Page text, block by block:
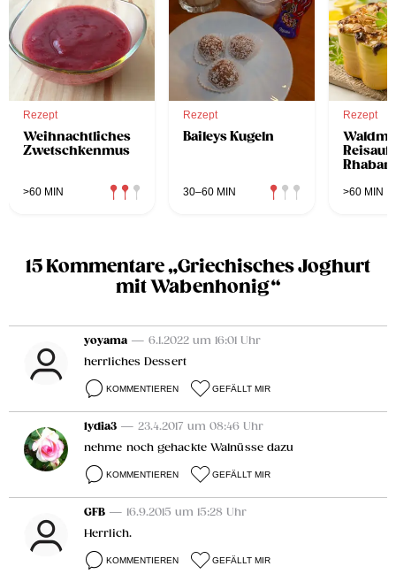
Rezept
Weihnachtliches
Zwetschkenmus
>60 MIN
Rezept
Baileys Kugeln
30–60 MIN
Rezept
>60 MIN
15 Kommentare „Griechisches Joghurt
mit Wabenhonig“
yoyama — 6.1.2022 um 16:01 Uhr
herrliches Dessert
KOMMENTIEREN GEFÄLLT MIR
lydia3 — 23.4.2017 um 08:46 Uhr
nehme noch gehackte Walnüsse dazu
KOMMENTIEREN GEFÄLLT MIR
GFB — 16.9.2015 um 15:28 Uhr
Herrlich.
KOMMENTIEREN GEFÄLLT MIR